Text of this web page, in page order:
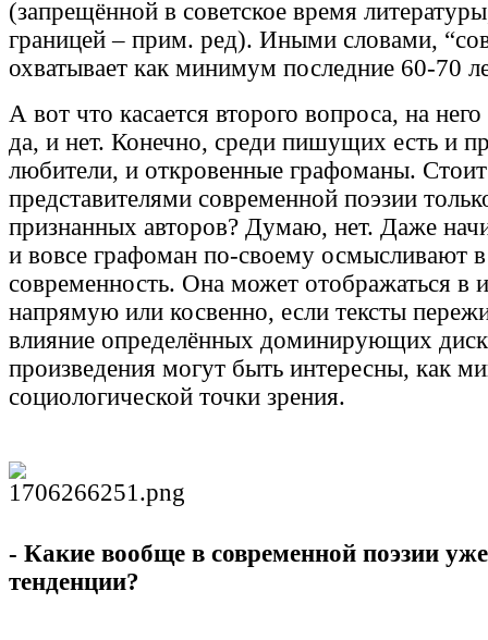
(запрещённой в советское время
границей – прим. ред). Иными словами,
охватывает как минимум последние 60-70
А вот что касается второго вопроса, на
да, и нет. Конечно, среди пишущих есть и
любители, и откровенные графоманы. Стоит
представителями современной поэзии
признанных авторов? Думаю, нет. Даже
и вовсе графоман по-своему осмысливают в
современность. Она может отображаться в
напрямую или косвенно, если тексты
влияние определённых доминирующих
произведения могут быть интересны, как
социологической точки зрения.
- Какие вообще в современной поэзии
тенденции?